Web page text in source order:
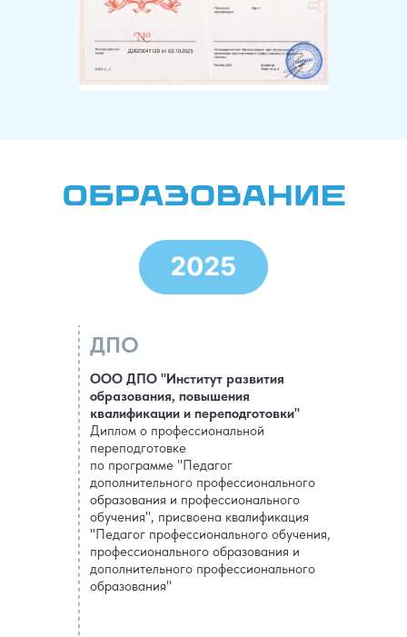
ООО ДПО "Институт развития
образования, повышения
квалификации и переподготовки"
Диплом о профессиональной
переподготовке
по программе "Педагог
дополнительного профессионального
образования и профессионального
обучения", присвоена квалификация
"Педагог профессионального обучения,
профессионального образования и
дополнительного профессионального
образования"
ДПО